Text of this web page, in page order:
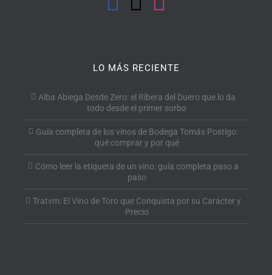
LO MÁS RECIENTE
Alba Abiega Desde Zero: el Ribera del Duero que lo da
todo desde el primer sorbo
Guía completa de los vinos de Bodega Tomás Postigo:
qué comprar y por qué
Cómo leer la etiqueta de un vino: guía completa paso a
paso
Tratvm: El Vino de Toro que Conquista por su Carácter y
Precio